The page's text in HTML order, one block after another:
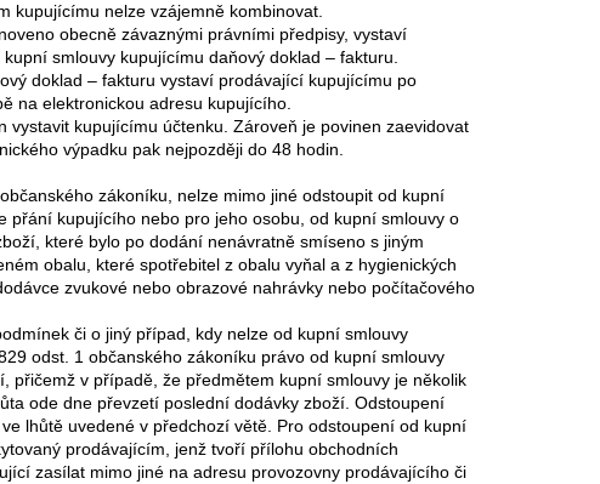
kupujícímu nelze vzájemně kombinovat.
obecně závaznými právními předpisy, vystaví
smlouvy kupujícímu daňový doklad – fakturu.
doklad – fakturu vystaví prodávající kupujícímu po
na elektronickou adresu kupujícího.
kupujícímu účtenku. Zároveň je povinen zaevidovat
výpadku pak nejpozději do 48 hodin.
zákoníku, nelze mimo jiné odstoupit od kupní
přání kupujícího nebo pro jeho osobu, od kupní smlouvy o
které bylo po dodání nenávratně smíseno s jiným
obalu, které spotřebitel z obalu vyňal a z hygienických
zvukové nebo obrazové nahrávky nebo počítačového
či o jiný případ, kdy nelze od kupní smlouvy
odst. 1 občanského zákoníku právo od kupní smlouvy
přičemž v případě, že předmětem kupní smlouvy je několik
ode dne převzetí poslední dodávky zboží. Odstoupení
lhůtě uvedené v předchozí větě. Pro odstoupení od kupní
prodávajícím, jenž tvoří přílohu obchodních
zasílat mimo jiné na adresu provozovny prodávajícího či